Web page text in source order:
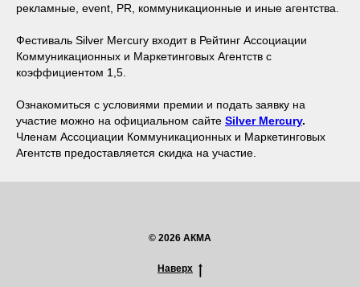
рекламные, event, PR, коммуникационные и иные агентства.
Фестиваль Silver Mercury входит в Рейтинг Ассоциации
Коммуникационных и Маркетинговых Агентств с
коэффициентом 1,5.
Ознакомиться с условиями премии и подать заявку на
участие можно на официальном сайте Silver Mercury.
Членам Ассоциации Коммуникационных и Маркетинговых
Агентств предоставляется скидка на участие.
© 2026 АКМА
Наверх